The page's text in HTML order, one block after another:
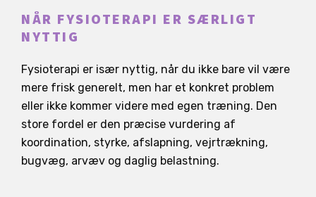
NÅR FYSIOTERAPI ER SÆRLIGT
NYTTIG
Fysioterapi er især nyttig, når du ikke bare vil være
mere frisk generelt, men har et konkret problem
eller ikke kommer videre med egen træning. Den
store fordel er den præcise vurdering af
koordination, styrke, afslapning, vejrtrækning,
bugvæg, arvæv og daglig belastning.